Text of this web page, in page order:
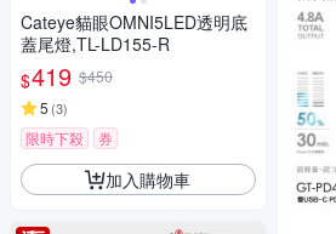
Cateye貓眼OMNI5LED透明底
蓋尾燈,TL-LD155-R
$419 $450
5 (3)
限時下殺 券
加入購物車